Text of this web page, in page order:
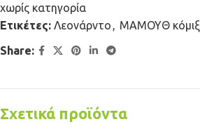
χωρίς κατηγορία
Ετικέτες: Λεονάρντο ΜΑΜΟΥΘ κόμιξ
Share:
Σχετικά προϊόντα